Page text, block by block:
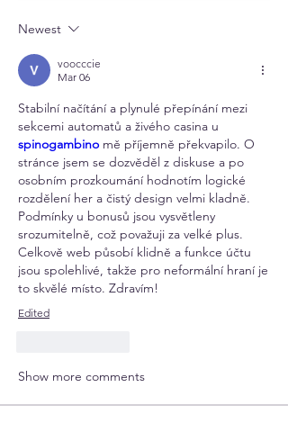
Newest
voocccie
Mar 06
Stabilní načítání a plynulé přepínání mezi
spinogambino mě příjemně překvapilo. O
stránce jsem se dozvěděl z diskuse a po
osobním prozkoumání hodnotím logické
rozdělení her a čistý design velmi kladně.
Podmínky u bonusů jsou vysvětleny
srozumitelně, což považuji za velké plus.
Celkově web působí klidně a funkce účtu
jsou spolehlivé, takže pro neformální hraní je
to skvělé místo. Zdravím!
Edited
Show more comments